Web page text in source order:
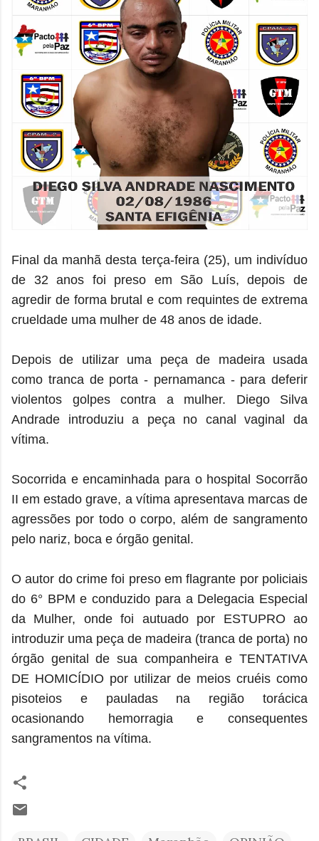
Final da manhã desta terça-feira (25), um indivíduo
de 32 anos foi preso em São Luís, depois de
agredir de forma brutal e com requintes de extrema
crueldade uma mulher de 48 anos de idade.
Depois de utilizar uma peça de madeira usada
como tranca de porta - pernamanca - para deferir
violentos golpes contra a mulher. Diego Silva
Andrade introduziu a peça no canal vaginal da
vítima.
Socorrida e encaminhada para o hospital Socorrão
II em estado grave, a vítima apresentava marcas de
agressões por todo o corpo, além de sangramento
pelo nariz, boca e órgão genital.
O autor do crime foi preso em flagrante por policiais
do 6° BPM e conduzido para a Delegacia Especial
da Mulher, onde foi autuado por ESTUPRO ao
introduzir uma peça de madeira (tranca de porta) no
órgão genital de sua companheira e TENTATIVA
DE HOMICÍDIO por utilizar de meios cruéis como
pisoteios e pauladas na região torácica
ocasionando hemorragia e consequentes
sangramentos na vítima.